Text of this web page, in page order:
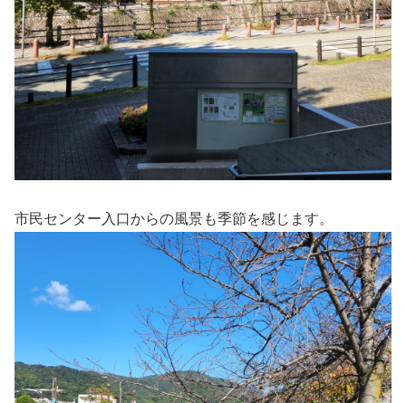
市民センター入口からの風景も季節を感じます。